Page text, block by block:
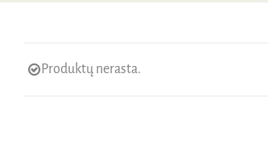
Produktų nerasta.